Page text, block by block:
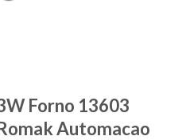
Forno 13603
Automacao